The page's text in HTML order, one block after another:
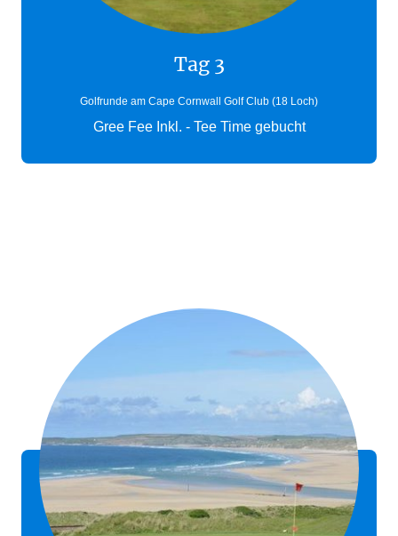
Tag 3
Golfrunde am Cape Cornwall Golf Club (18 Loch)
Gree Fee Inkl. - Tee Time gebucht